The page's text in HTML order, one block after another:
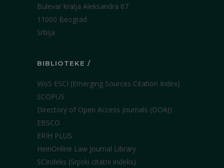
Bulevar kralja Aleksandra 67
11000 Beograd
Srbija
BIBLIOTEKE /
WoS ESCI (Emerging Sources Citation Index)
SCOPUS
Directory of Open Access Journals (DOAJ)
EBSCO
ERIH PLUS
HeinOnline Law Journal Library
SCIndeks (Srpski citatni indeks)